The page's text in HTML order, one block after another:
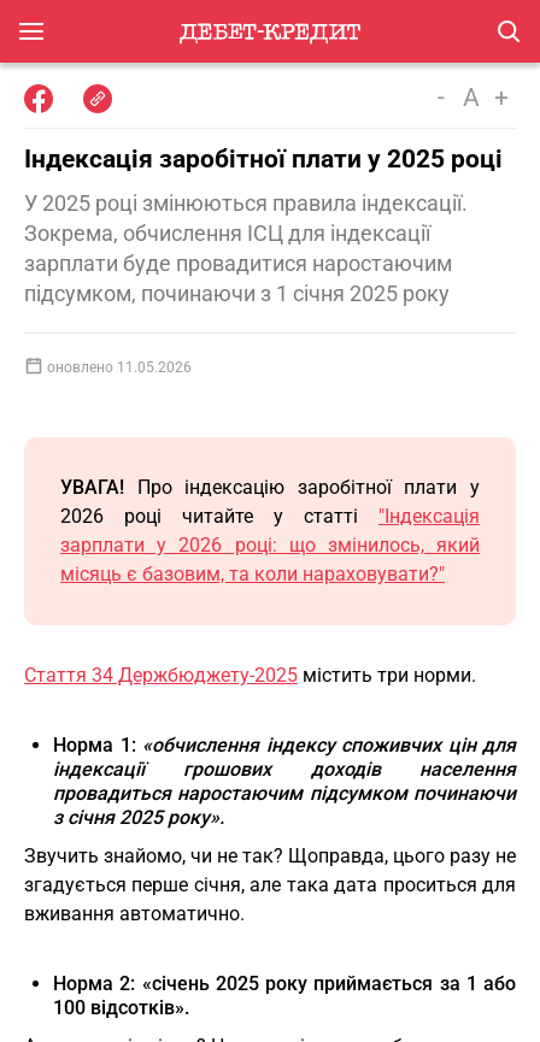
- A +
Індексація заробітної плати у 2025 році
У 2025 році змінюються правила індексації.
Зокрема, обчислення ІСЦ для індексації
зарплати буде провадитися наростаючим
підсумком, починаючи з 1 січня 2025 року
оновлено 11.05.2026
УВАГА! Про індексацію заробітної плати у
2026 році читайте у статті "Індексація
зарплати у 2026 році: що змінилось, який
місяць є базовим, та коли нараховувати?"
Стаття 34 Держбюджету-2025 містить три норми.
Норма 1: «обчислення індексу споживчих цін для
індексації грошових доходів населення
провадиться наростаючим підсумком починаючи
з січня 2025 року».
Звучить знайомо, чи не так? Щоправда, цього разу не
згадується перше січня, але така дата проситься для
вживання автоматично.
Норма 2: «січень 2025 року приймається за 1 або
100 відсотків».